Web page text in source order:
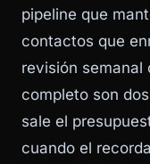
pipeline que
contactos que
revisión semanal
completo son
sale el
cuando el